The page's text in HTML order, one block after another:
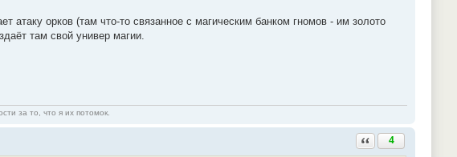
атаку орков (там что-то связанное с магическим банком гномов - им золото
там свой универ магии.
за то, что я их потомок.
Ответить с цитатой
4